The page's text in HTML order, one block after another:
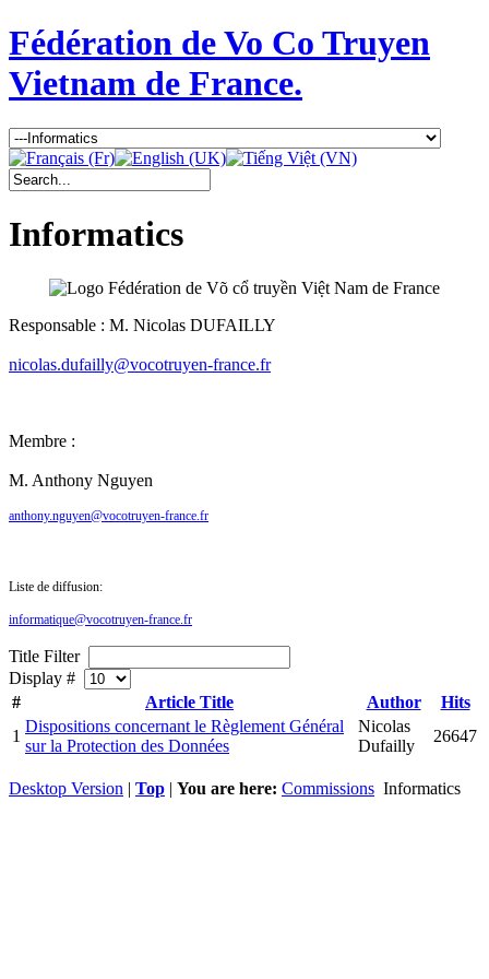
Fédération de Vo Co Truyen
Vietnam de France.
Informatics
Responsable : M. Nicolas DUFAILLY
nicolas.dufailly@vocotruyen-france.fr
Membre :
M. Anthony Nguyen
anthony.nguyen@vocotruyen-france.fr
Liste de diffusion:
informatique@vocotruyen-france.fr
Title Filter
Display #
#
Article Title Author
Hits
1
Dispositions concernant le Règlement Général
sur la Protection des Données
Nicolas
Dufailly
26647
Desktop Version | Top | You are here: Commissions Informatics